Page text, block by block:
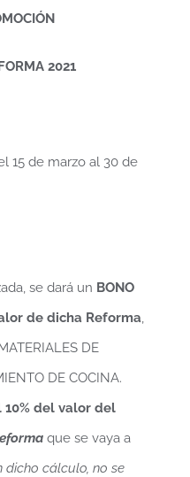
2021
15 de marzo al 30 de
se dará un BONO
de dicha Reforma,
DE
DE COCINA.
10% del valor del
que se vaya a
dicho cálculo, no se